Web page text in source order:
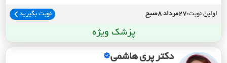
اولین نوبت:27مرداد 8صبح نوبت بگیرید
پزشک ویژه
دکتر پری هاشمی